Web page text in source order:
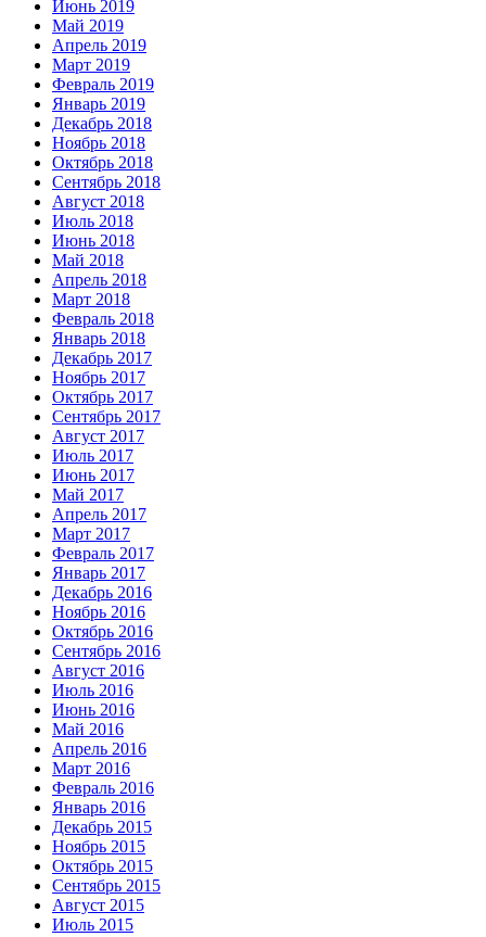
Июнь 2019
Май 2019
Апрель 2019
Март 2019
Февраль 2019
Январь 2019
Декабрь 2018
Ноябрь 2018
Октябрь 2018
Сентябрь 2018
Август 2018
Июль 2018
Июнь 2018
Май 2018
Апрель 2018
Март 2018
Февраль 2018
Январь 2018
Декабрь 2017
Ноябрь 2017
Октябрь 2017
Сентябрь 2017
Август 2017
Июль 2017
Июнь 2017
Май 2017
Апрель 2017
Март 2017
Февраль 2017
Январь 2017
Декабрь 2016
Ноябрь 2016
Октябрь 2016
Сентябрь 2016
Август 2016
Июль 2016
Июнь 2016
Май 2016
Апрель 2016
Март 2016
Февраль 2016
Январь 2016
Декабрь 2015
Ноябрь 2015
Октябрь 2015
Сентябрь 2015
Август 2015
Июль 2015